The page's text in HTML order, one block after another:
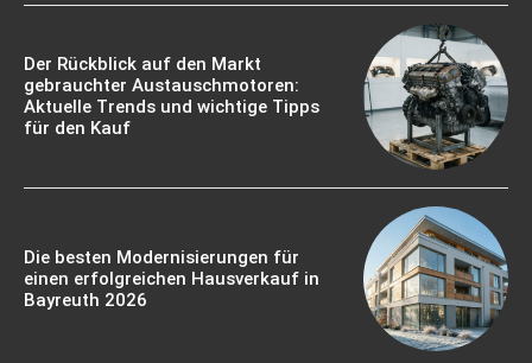
Der Rückblick auf den Markt
gebrauchter Austauschmotoren:
Aktuelle Trends und wichtige Tipps
für den Kauf
Die besten Modernisierungen für
einen erfolgreichen Hausverkauf in
Bayreuth 2026